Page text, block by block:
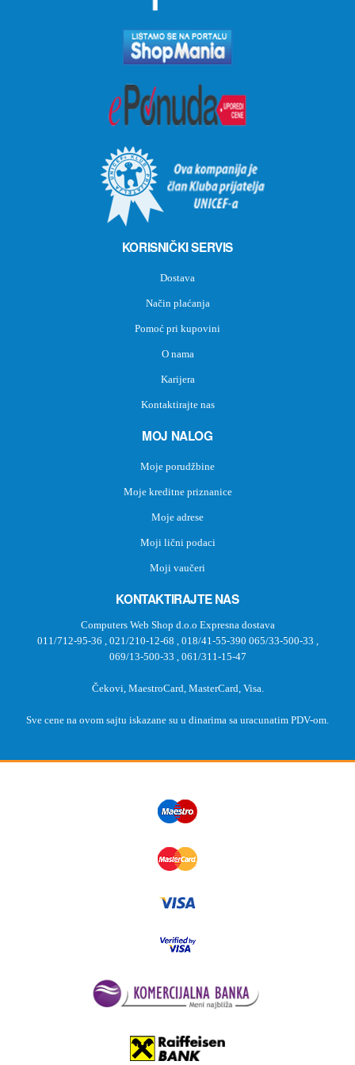
KORISNIČKI SERVIS
Dostava
Način plaćanja
Pomoć pri kupovini
O nama
Karijera
Kontaktirajte nas
MOJ NALOG
Moje porudžbine
Moje kreditne priznanice
Moje adrese
Moji lični podaci
Moji vaučeri
KONTAKTIRAJTE NAS
Computers Web Shop d.o.o Expresna dostava
011/712-95-36
021/210-12-68 018/41-55-390 065/33-500-33
069/13-500-33
061/311-15-47
Čekovi, MaestroCard, MasterCard, Visa.
Sve cene na ovom sajtu iskazane su u dinarima sa uracunatim PDV-om.